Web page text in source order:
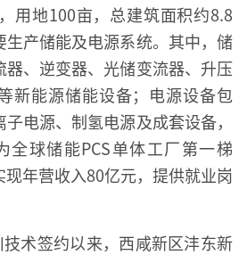
用地100亩，总建筑面积约8.8
产储能及电源系统。其中，储
、逆变器、光储变流器、升压
新能源储能设备；电源设备包
电源、制氢电源及成套设备，
全球储能PCS单体工厂第一梯
年营收入80亿元，提供就业岗
术签约以来，西咸新区沣东新